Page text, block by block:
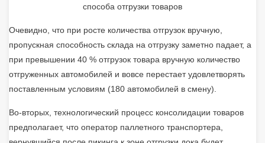
способа отгрузки товаров
Очевидно, что при росте количества отгрузок вручную,
пропускная способность склада на отгрузку заметно падает, а
при превышении 40 % отгрузок товара вручную количество
отгруженных автомобилей и вовсе перестает удовлетворять
поставленным условиям (180 автомобилей в смену).
Во-вторых, технологический процесс консолидации товаров
предполагает, что оператор паллетного транспортера,